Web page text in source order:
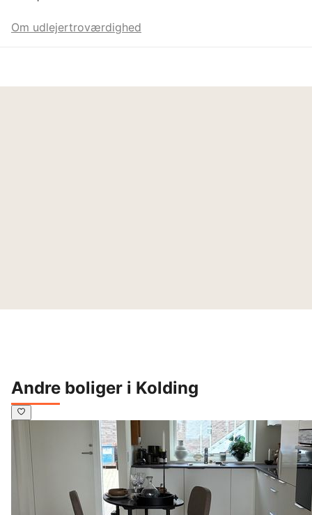
Om udlejertroværdighed
Andre boliger i Kolding